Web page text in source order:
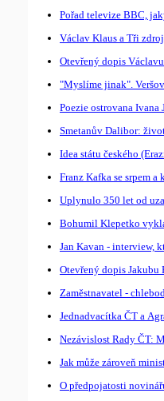
Pořad televize BBC,
Václav Klaus a Tři
Otevřený dopis
"Myslíme jinak".
Poezie ostrovana
Smetanův Dalibor:
Idea státu českého
Franz Kafka se srpem
Uplynulo 350 let od
Bohumil Klepetko
Jan Kavan - interview,
Otevřený dopis Jakubu
Zaměstnavatel -
Jednadvacítka ČT a
Nezávislost Rady ČT:
Jak může zároveň
O předpojatosti